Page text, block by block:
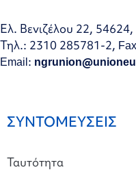
Ελ. Βενιζέλου 22,
Τηλ.: 2310 285781-2,
Email:
ΣΥΝΤΟΜΕΥΣΕΙΣ
Ταυτότητα